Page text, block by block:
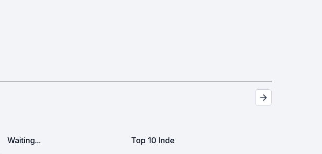
Waiting... Top 10 Inde